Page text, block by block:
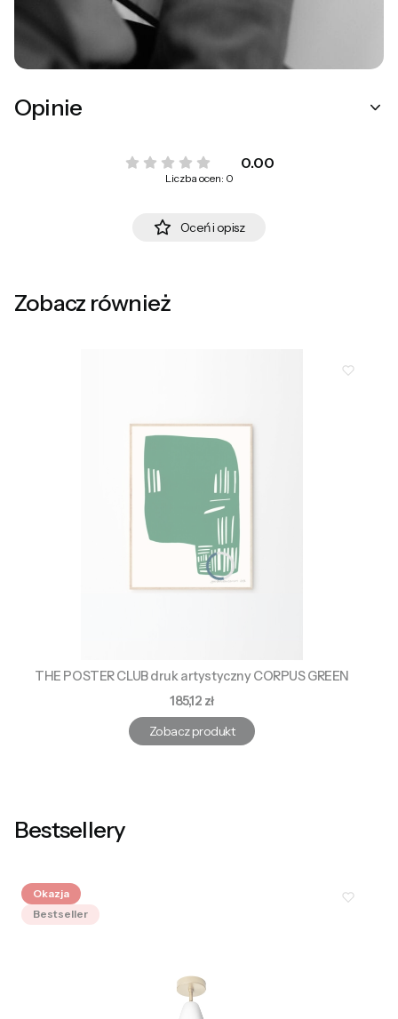
Opinie
0.00
Liczba ocen: 0
Oceń i opisz
Zobacz również
THE POSTER CLUB druk artystyczny CORPUS GREEN
Cena
185,12 zł
Zobacz produkt
Bestsellery
Okazja
Bestseller